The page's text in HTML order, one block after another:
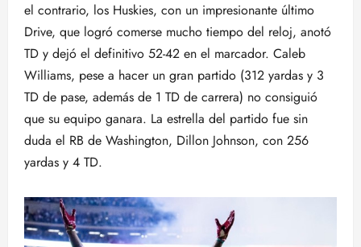
el contrario, los Huskies, con un impresionante último
Drive, que logró comerse mucho tiempo del reloj, anotó
TD y dejó el definitivo 52-42 en el marcador. Caleb
Williams, pese a hacer un gran partido (312 yardas y 3
TD de pase, además de 1 TD de carrera) no consiguió
que su equipo ganara. La estrella del partido fue sin
duda el RB de Washington, Dillon Johnson, con 256
yardas y 4 TD.